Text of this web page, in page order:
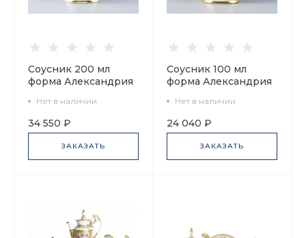
Соусник 200 мл
форма Александрия
Воспоминание арт.
80.58183.00.1
Нет в наличии
34 550 ₽
ЗАКАЗАТЬ
Соусник 100 мл
форма Александрия
Воспоминание арт.
80.58182.00.1
Нет в наличии
24 040 ₽
ЗАКАЗАТЬ